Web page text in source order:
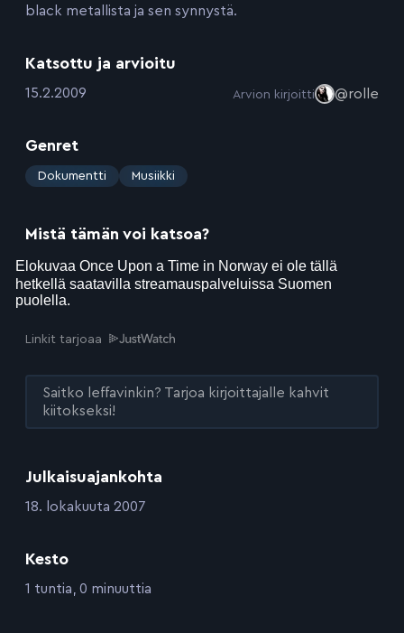
Julkaisuajankohta
:18. lokakuuta 2007
Kesto
:1 tuntia, 0 minuuttia
black metallista ja sen synnystä.
Katsottu ja arvioitu
:15.2.2009 Arvion kirjoitti @rolle
Genret
: Dokumentti Musiikki
Mistä tämän voi katsoa?
Linkit tarjoaa
Saitko leffavinkin? Tarjoa kirjoittajalle kahvit
kiitokseksi!